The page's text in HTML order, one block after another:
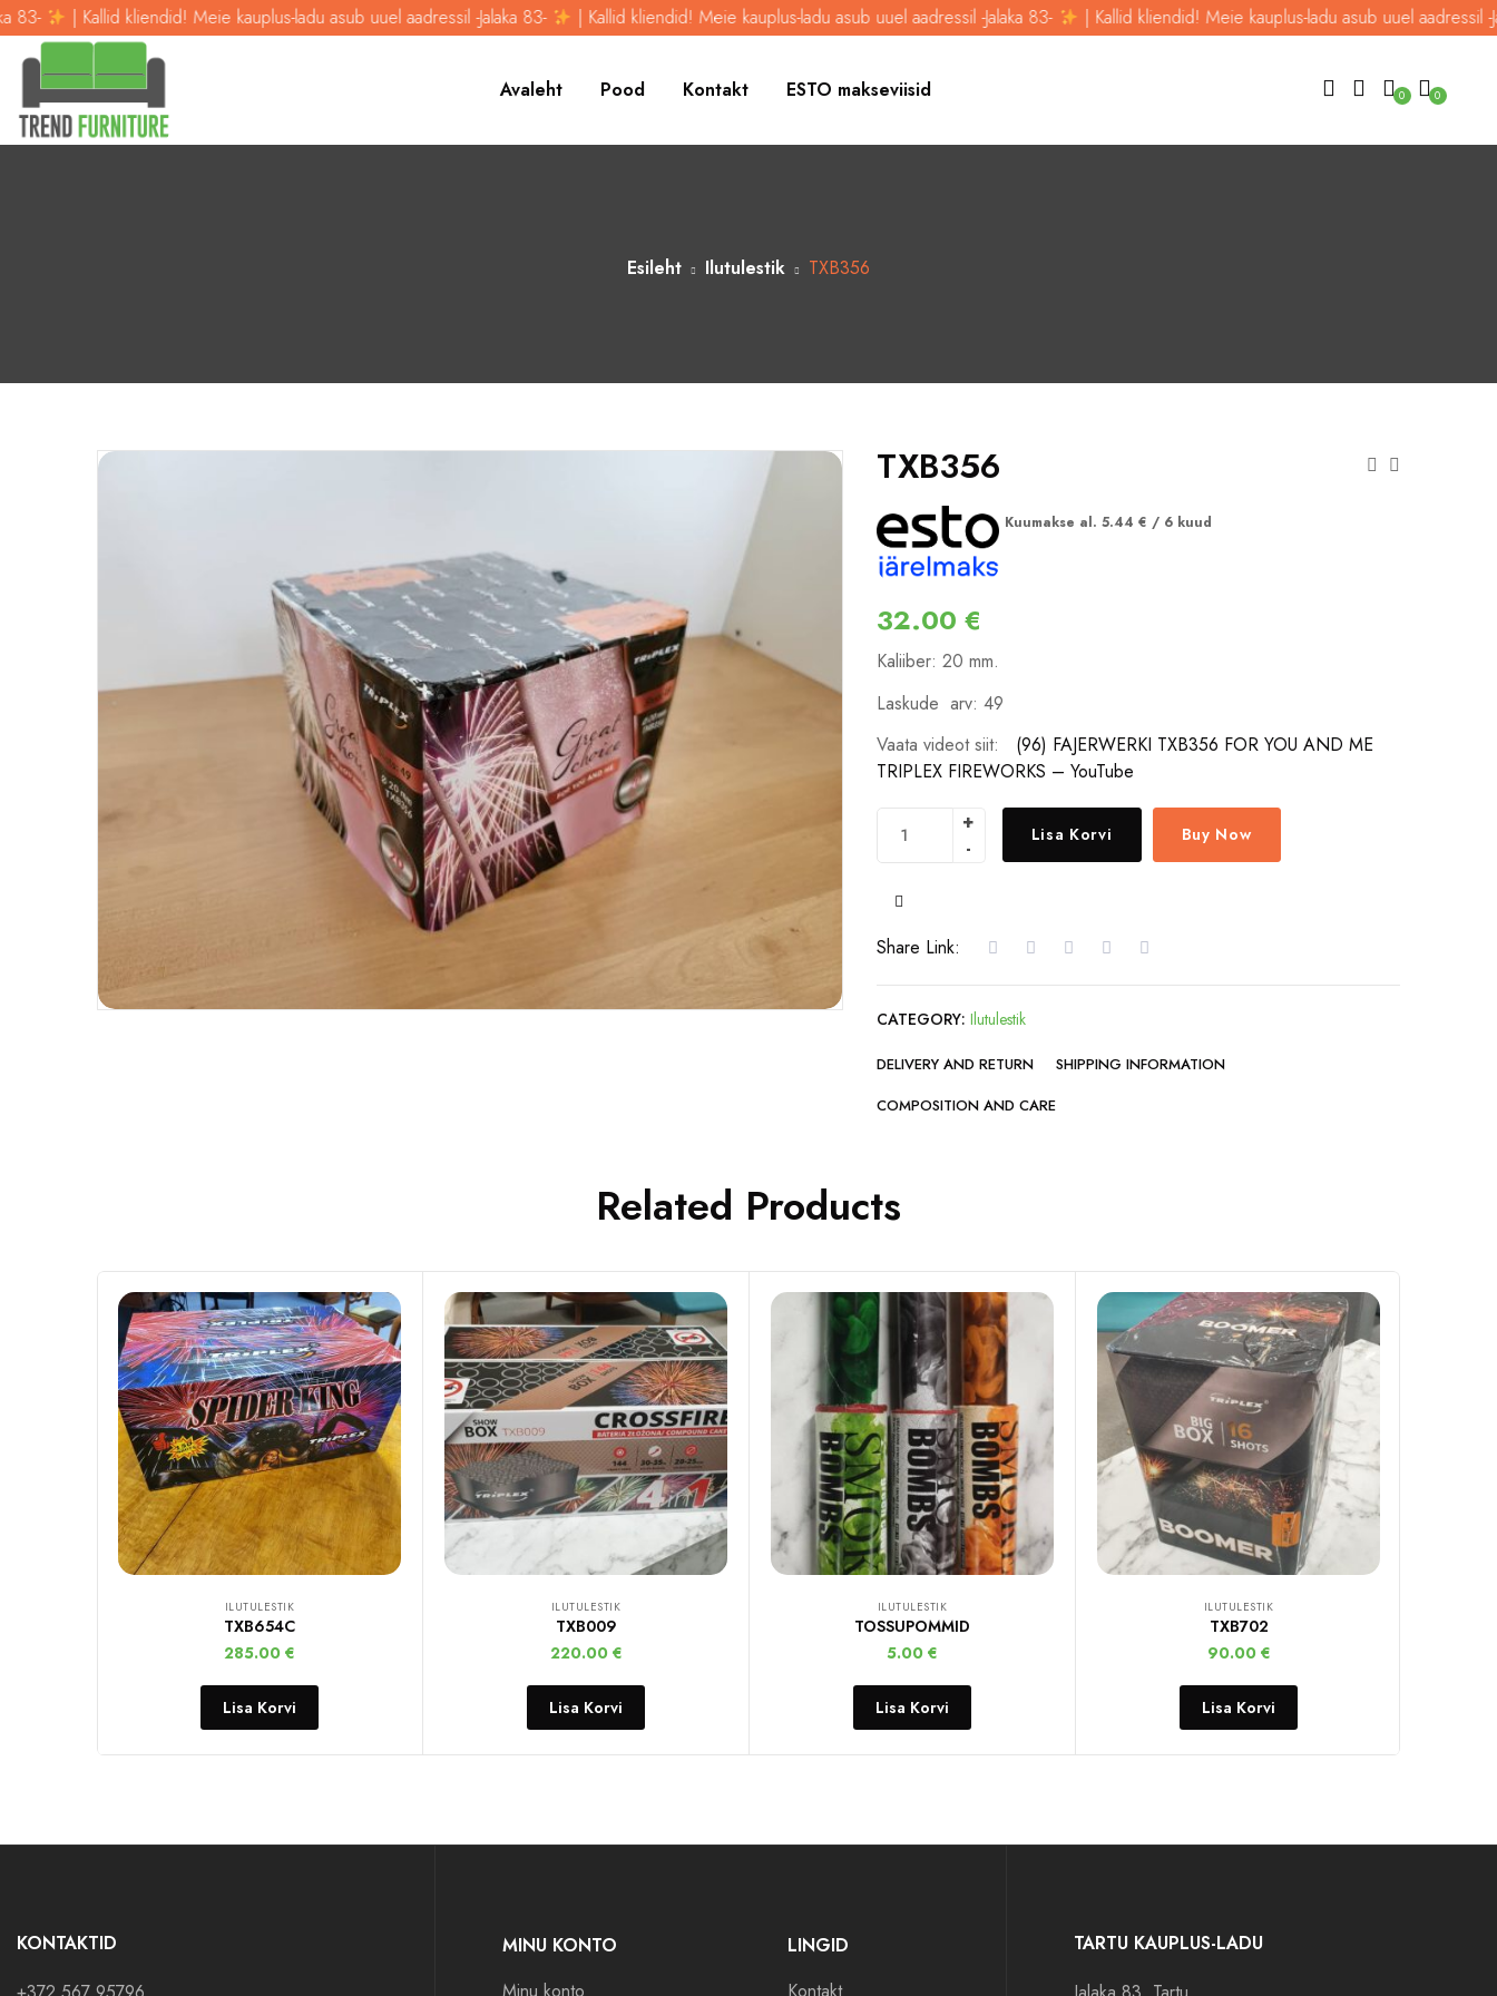
| Kallid kliendid! Meie kauplus-ladu asub uuel aadressil -Jalaka 83- | Kallid kliendid! Meie kauplus-ladu asub uuel aadressil -Jalaka 83- | Kallid kliendid! Meie kauplus-ladu asub uuel aadressil -
Avaleht Pood Kontakt ESTO makseviisid 0
0
Esileht Ilutulestik TXB356
TXB356
Kuumakse al. 5.44 € / 6 kuud
32.00 €
Kaliiber: 20 mm.
Laskude arv: 49
Vaata videot siit: (96) FAJERWERKI TXB356 FOR YOU AND ME
TRIPLEX FIREWORKS – YouTube
Lisa Korvi Buy Now
Share Link:
CATEGORY: Ilutulestik
DELIVERY AND RETURN
SHIPPING INFORMATION
COMPOSITION AND CARE
Related Products
ILUTULESTIK
TXB654C
285.00 €
Lisa Korvi
ILUTULESTIK
TXB009
220.00 €
Lisa Korvi
ILUTULESTIK
TOSSUPOMMID
5.00 €
Lisa Korvi
ILUTULESTIK
TXB702
90.00 €
Lisa Korvi
KONTAKTID
MINU KONTO
LINGID
TARTU KAUPLUS-LADU